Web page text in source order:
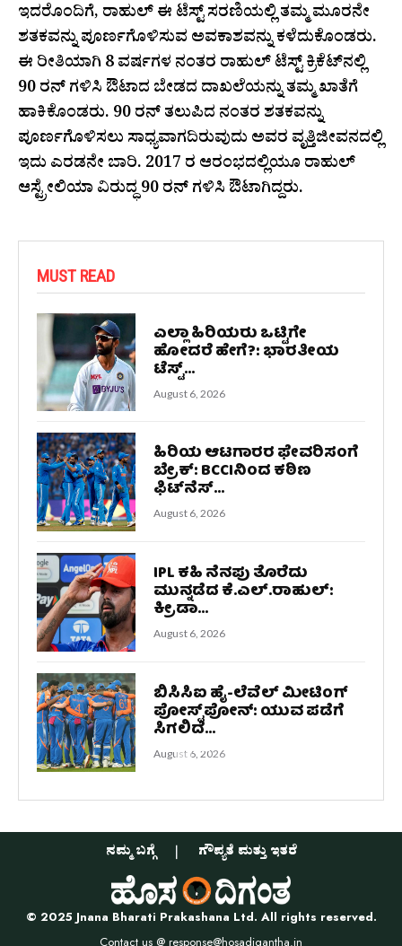
ಇದರೊಂದಿಗೆ, ರಾಹುಲ್ ಈ ಟೆಸ್ಟ್ ಸರಣಿಯಲ್ಲಿ ತಮ್ಮ ಮೂರನೇ
ಶತಕವನ್ನು ಪೂರ್ಣಗೊಳಿಸುವ ಅವಕಾಶವನ್ನು ಕಳೆದುಕೊಂಡರು.
ಈ ರೀತಿಯಾಗಿ 8 ವರ್ಷಗಳ ನಂತರ ರಾಹುಲ್ ಟೆಸ್ಟ್ ಕ್ರಿಕೆಟ್‌ನಲ್ಲಿ
90 ರನ್ ಗಳಿಸಿ ಔಟಾದ ಬೇಡದ ದಾಖಲೆಯನ್ನು ತಮ್ಮ ಖಾತೆಗೆ
ಹಾಕಿಕೊಂಡರು. 90 ರನ್ ತಲುಪಿದ ನಂತರ ಶತಕವನ್ನು
ಪೂರ್ಣಗೊಳಿಸಲು ಸಾಧ್ಯವಾಗದಿರುವುದು ಅವರ ವೃತ್ತಿಜೀವನದಲ್ಲಿ
ಇದು ಎರಡನೇ ಬಾರಿ. 2017 ರ ಆರಂಭದಲ್ಲಿಯೂ ರಾಹುಲ್
ಆಸ್ಟ್ರೇಲಿಯಾ ವಿರುದ್ಧ 90 ರನ್ ಗಳಿಸಿ ಔಟಾಗಿದ್ದರು.
MUST READ
ಎಲ್ಲಾ ಹಿರಿಯರು ಒಟ್ಟಿಗೇ
ಹೋದರೆ ಹೇಗೆ?: ಭಾರತೀಯ
ಟೆಸ್ಟ್...
August 6, 2026
ಹಿರಿಯ ಆಟಗಾರರ ಫೇವರಿಸಂಗೆ
ಬ್ರೇಕ್: BCCIನಿಂದ ಕಠಿಣ
ಫಿಟ್‌ನೆಸ್...
August 6, 2026
IPL ಕಹಿ ನೆನಪು ತೊರೆದು
ಮುನ್ನಡೆದ ಕೆ.ಎಲ್.ರಾಹುಲ್:
ಕ್ರೀಡಾ...
August 6, 2026
ಬಿಸಿಸಿಐ ಹೈ-ಲೆವೆಲ್ ಮೀಟಿಂಗ್
ಪೋಸ್ಟ್‌ಪೋನ್: ಯುವ ಪಡೆಗೆ
ಸಿಗಲಿದೆ...
August 6, 2026
ನಮ್ಮ ಬಗ್ಗೆ ಗೌಪ್ಯತೆ ಮತ್ತು ಇತರೆ
© 2025 Jnana Bharati Prakashana Ltd. All rights reserved.
Contact us @ response@hosadigantha.in